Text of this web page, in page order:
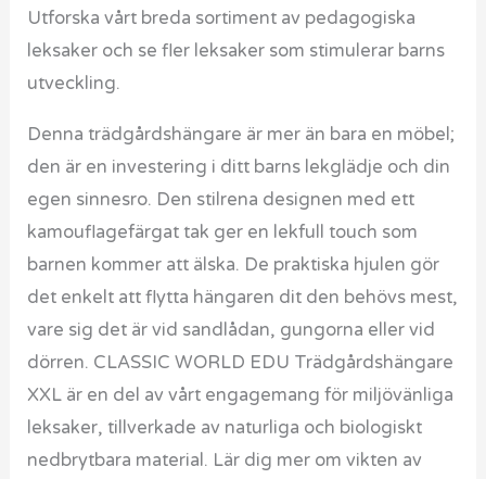
Utforska vårt breda sortiment av pedagogiska
leksaker och se fler leksaker som stimulerar barns
utveckling.
Denna trädgårdshängare är mer än bara en möbel;
den är en investering i ditt barns lekglädje och din
egen sinnesro. Den stilrena designen med ett
kamouflagefärgat tak ger en lekfull touch som
barnen kommer att älska. De praktiska hjulen gör
det enkelt att flytta hängaren dit den behövs mest,
vare sig det är vid sandlådan, gungorna eller vid
dörren. CLASSIC WORLD EDU Trädgårdshängare
XXL är en del av vårt engagemang för miljövänliga
leksaker, tillverkade av naturliga och biologiskt
nedbrytbara material. Lär dig mer om vikten av